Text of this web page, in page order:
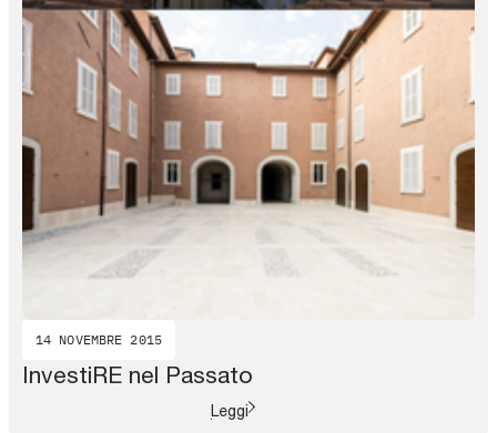
14 NOVEMBRE 2015
InvestiRE nel Passato
Leggi